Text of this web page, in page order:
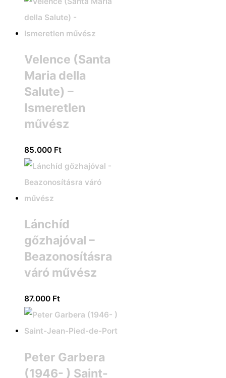
Velence (Santa
Maria della
Salute) –
Ismeretlen
művész
85.000 Ft
Lánchíd
gőzhajóval –
Beazonosításra
váró művész
87.000 Ft
Peter Garbera
(1946- ) Saint-